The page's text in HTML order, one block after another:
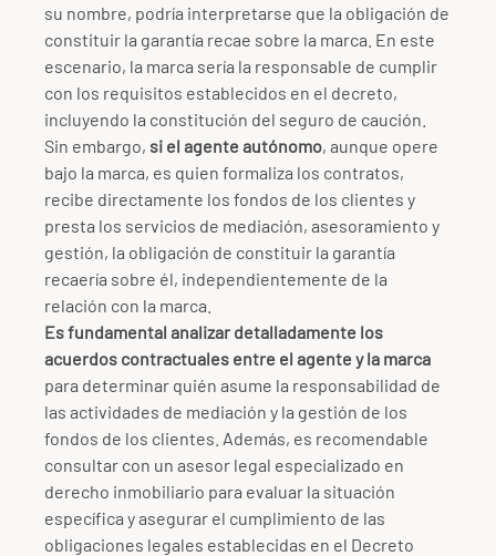
su nombre, podría interpretarse que la obligación de
constituir la garantía recae sobre la marca. En este
escenario, la marca sería la responsable de cumplir
con los requisitos establecidos en el decreto,
incluyendo la constitución del seguro de caución.
Sin embargo, si el agente autónomo, aunque opere
bajo la marca, es quien formaliza los contratos,
recibe directamente los fondos de los clientes y
presta los servicios de mediación, asesoramiento y
gestión, la obligación de constituir la garantía
recaería sobre él, independientemente de la
relación con la marca.
Es fundamental analizar detalladamente los
acuerdos contractuales entre el agente y la marca
para determinar quién asume la responsabilidad de
las actividades de mediación y la gestión de los
fondos de los clientes. Además, es recomendable
consultar con un asesor legal especializado en
derecho inmobiliario para evaluar la situación
específica y asegurar el cumplimiento de las
obligaciones legales establecidas en el Decreto